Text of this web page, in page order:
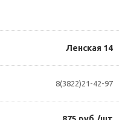
Ленская 14
8(3822)21-42-97